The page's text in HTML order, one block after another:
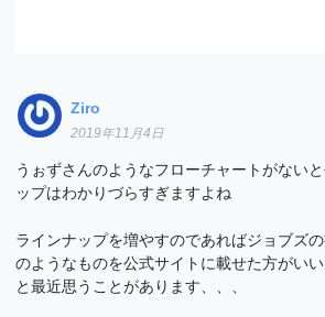
Ziro
2019年11月4日
うぉずさんのようなフローチャートがない
ップはわかりづらすぎますよね
ラインナップを増やすのであればジョブズ
のようなものを公式サイトに載せた方がい
と最近思うことがあります、、、